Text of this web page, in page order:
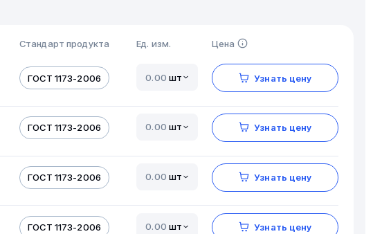
Стандарт продукта Ед. изм. Цена
ГОСТ 1173-2006 шт Узнать цену
ГОСТ 1173-2006 шт Узнать цену
ГОСТ 1173-2006 шт Узнать цену
ГОСТ 1173-2006 шт Узнать цену